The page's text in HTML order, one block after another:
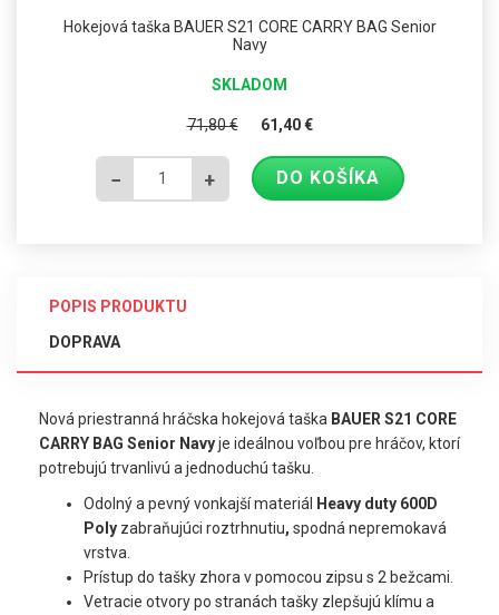
Hokejová taška BAUER S21 CORE CARRY BAG Senior
Navy
SKLADOM
71,80€ 61,40€
− + DO KOŠÍKA
POPIS PRODUKTU
DOPRAVA
Nová priestranná hráčska hokejová taška BAUER S21 CORE
CARRY BAG Senior Navyje ideálnou voľbou pre hráčov, ktorí
potrebujú trvanlivú a jednoduchú tašku.
Odolný a pevný vonkajší materiál Heavy duty 600D
Poly zabraňujúci roztrhnutiu, spodná nepremokavá
vrstva.
Prístup do tašky zhora v pomocou zipsu s 2 bežcami.
Vetracie otvory po stranách tašky zlepšujú klímu a